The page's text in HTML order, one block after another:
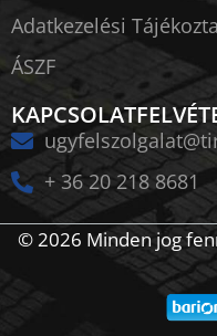
Adatkezelési
ÁSZF
+ 36 20 218 8681
© 2026 Minden jog